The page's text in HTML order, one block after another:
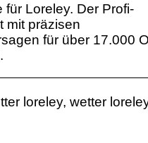
für Loreley. Der Profi-
mit präzisen
für über 17.000
loreley, wetter